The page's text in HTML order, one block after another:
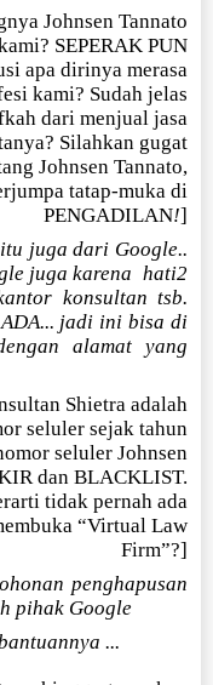
Johnsen Tannato
SEPERAK PUN
apa dirinya merasa
kami? Sudah jelas
dari menjual jasa
Silahkan gugat
Johnsen Tannato,
tatap-muka di
PENGADILAN!]
juga dari Google..
juga karena hati2
konsultan tsb.
jadi ini bisa di
alamat yang
Shietra adalah
seluler sejak tahun
seluler Johnsen
dan BLACKLIST.
tidak pernah ada
“Virtual Law
Firm”?]
penghapusan
pihak Google
...